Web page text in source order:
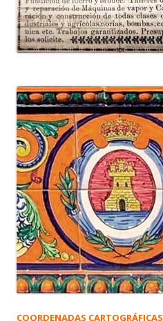
COORDENADAS CARTOGRÁFICAS